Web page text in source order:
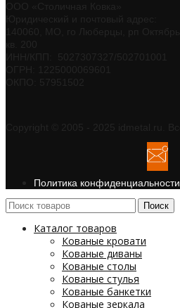
Политика конфиденциальности
Поиск
Каталог товаров
Кованые кровати
Кованые диваны
Кованые столы
Кованые стулья
Кованые банкетки
Кованые зеркала